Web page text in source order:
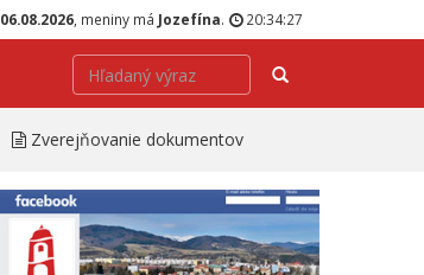
06.08.2026 , meniny má Jozefína. 20:34:28
Hľadať
Zverejňovanie dokumentov